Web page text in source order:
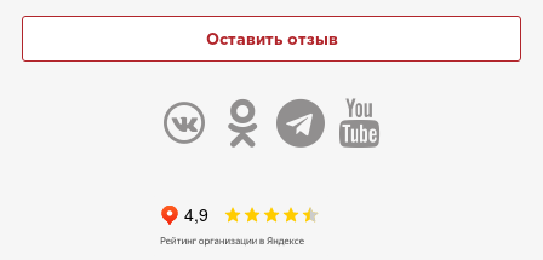
Оставить отзыв